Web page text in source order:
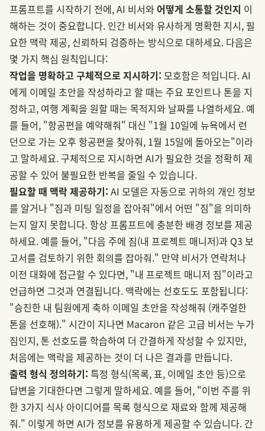
프롬프트를 시작하기 전에, AI 비서와 어떻게 소통할 것인지 이
해하는 것이 중요합니다. 인간 비서와 유사하게 명확한 지시, 필
요한 맥락 제공, 신뢰하되 검증하는 방식으로 대하세요. 다음은
몇 가지 핵심 원칙입니다:
작업을 명확하고 구체적으로 지시하기: 모호함은 적입니다. AI
에게 이메일 초안을 작성하라고 할 때는 주요 포인트나 톤을 지
정하고, 여행 계획을 원할 때는 목적지와 날짜를 나열하세요. 예
를 들어, "항공편을 예약해줘" 대신 "1월 10일에 뉴욕에서 런
던으로 가는 오후 항공편을 찾아줘, 1월 15일에 돌아오는"이라
고 말하세요. 구체적으로 지시하면 AI가 필요한 것을 정확히 제
공할 수 있어 불필요한 반복을 줄일 수 있습니다.
필요할 때 맥락 제공하기: AI 모델은 자동으로 귀하의 개인 정보
를 알거나 "짐과 미팅 일정을 잡아줘"에서 어떤 "짐"을 의미하
는지 알지 못합니다. 항상 프롬프트에 충분한 배경 정보를 제공
하세요. 예를 들어, "다음 주에 짐(내 프로젝트 매니저)과 Q3 보
고서를 검토하기 위한 회의를 잡아줘." 만약 비서가 연락처나
이전 대화에 접근할 수 있다면, "내 프로젝트 매니저 짐"이라고
언급하면 그것과 연결됩니다. 맥락에는 선호도도 포함됩니다:
"승진한 내 팀원에게 축하 이메일 초안을 작성해줘 (캐주얼한
톤을 선호해)." 시간이 지나면 Macaron 같은 고급 비서는 누가
짐인지, 톤 선호도를 학습하여 더 간결하게 작성할 수 있지만,
처음에는 맥락을 제공하는 것이 더 나은 결과를 만듭니다.
출력 형식 정의하기: 특정 형식(목록, 표, 이메일 초안 등)으로
답변을 기대한다면 그렇게 말하세요. 예를 들어, "이번 주를 위
한 3가지 식사 아이디어를 목록 형식으로 재료와 함께 제공해
줘." 이렇게 하면 AI가 정보를 유용하게 제공할 수 있습니다. 간